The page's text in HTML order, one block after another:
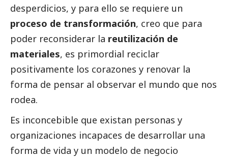
desperdicios, y para ello se requiere un
proceso de transformación, creo que para
poder reconsiderar la reutilización de
materiales, es primordial reciclar
positivamente los corazones y renovar la
forma de pensar al observar el mundo que nos
rodea.
Es inconcebible que existan personas y
organizaciones incapaces de desarrollar una
forma de vida y un modelo de negocio